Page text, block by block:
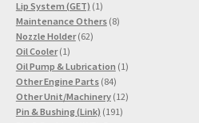
Produkte
Lip System (GET) 11
Produkt
Maintenance Others 88
Nozzle Holder 6262
Oil Cooler 11
Produkt
Oil Pump & Lubrication 11
Other Engine Parts 8484
Produkte
Other Unit/Machinery 1212
Pin & Bushing (Link) 191191